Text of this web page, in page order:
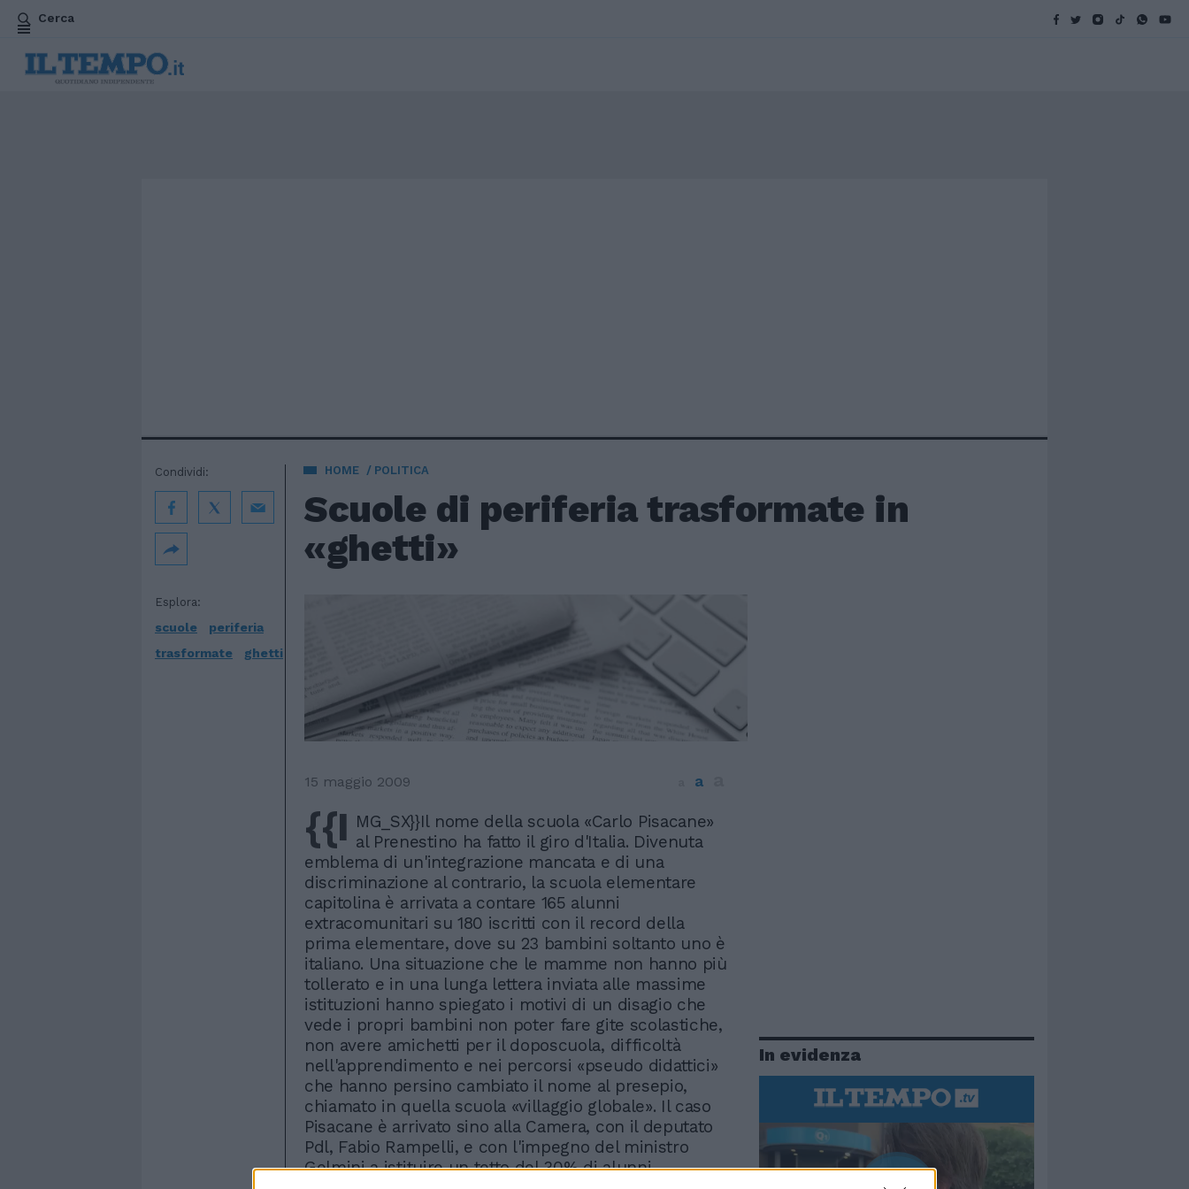
Cerca
HOME POLITICA
Scuole di periferia trasformate in
«ghetti»
Esplora:
scuole
periferia
trasformate
ghetti
Condividi:
15 maggio 2009 a
{{I MG_SX}}Il nome della scuola «Carlo Pisacane»
al Prenestino ha fatto il giro d'Italia. Divenuta
emblema di un'integrazione mancata e di una
discriminazione al contrario, la scuola elementare
capitolina è arrivata a contare 165 alunni
extracomunitari su 180 iscritti con il record della
prima elementare, dove su 23 bambini soltanto uno è
italiano. Una situazione che le mamme non hanno più
tollerato e in una lunga lettera inviata alle massime
istituzioni hanno spiegato i motivi di un disagio che
vede i propri bambini non poter fare gite scolastiche,
non avere amichetti per il doposcuola, difficoltà
nell'apprendimento e nei percorsi «pseudo didattici»
che hanno persino cambiato il nome al presepio,
chiamato in quella scuola «villaggio globale». Il caso
Pisacane è arrivato sino alla Camera, con il deputato
Pdl, Fabio Rampelli, e con l'impegno del ministro
Gelmini a istituire un tetto del 30% di alunni
In evidenza